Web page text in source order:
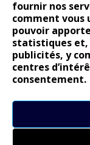
fournir nos
comment vous
pouvoir
statistiques et,
publicités, y
centres
consentement.
Peugeot E-208 GTi :
COMMENTAIRES
Bernard Dardart
Alpine
leroydansLancia